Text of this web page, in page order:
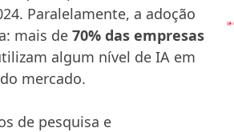
Paralelamente, a adoção
mais de 70% das empresas
algum nível de IA em
mercado.
de pesquisa e